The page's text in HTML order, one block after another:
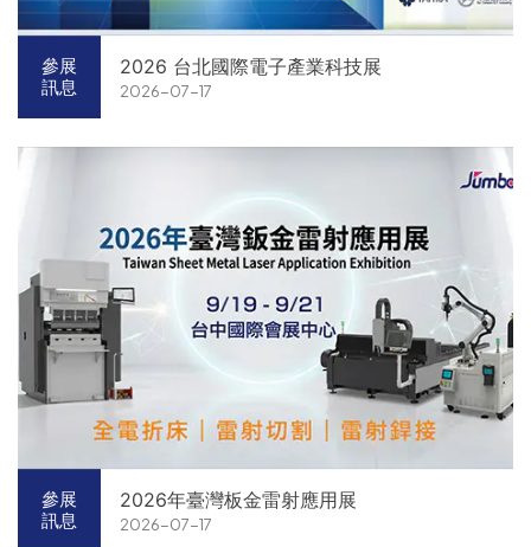
參展
訊息
2026 台北國際電子產業科技展
2026-07-17
參展
訊息
2026年臺灣板金雷射應用展
2026-07-17